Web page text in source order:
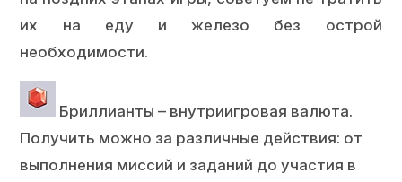
их на еду и железо без острой
необходимости.
Бриллианты – внутриигровая валюта.
Получить можно за различные действия: от
выполнения миссий и заданий до участия в